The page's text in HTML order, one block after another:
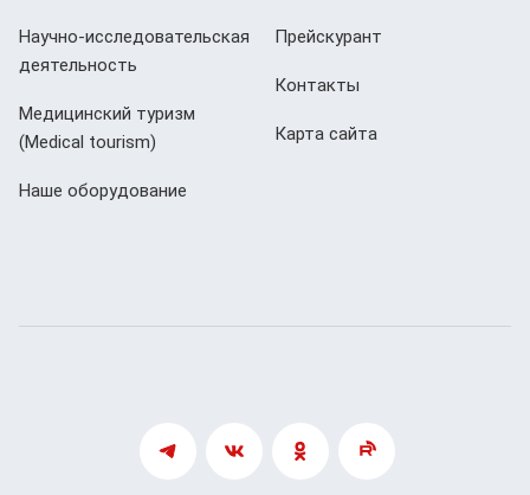
Научно-исследовательская
деятельность
Медицинский туризм
(Мedical tourism)
Наше оборудование
Прейскурант
Контакты
Карта сайта